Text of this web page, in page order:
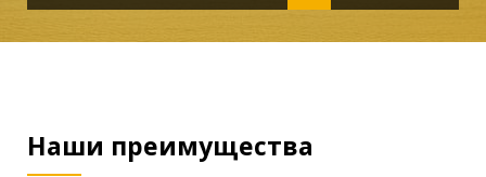
Наши преимущества